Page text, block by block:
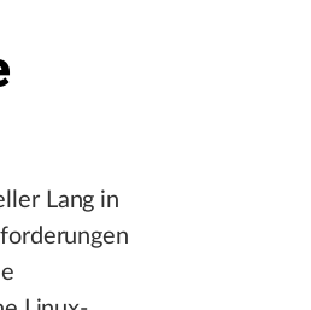
Lang in